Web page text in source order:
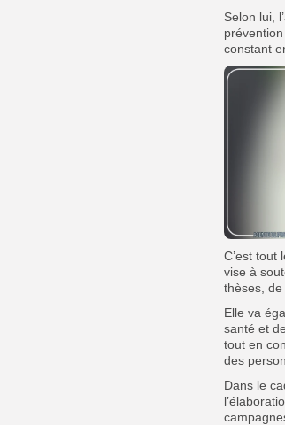
Selon lui,
constant
C’est tout
vise à
thèses, de
Elle va
santé et
tout en
des
Dans le